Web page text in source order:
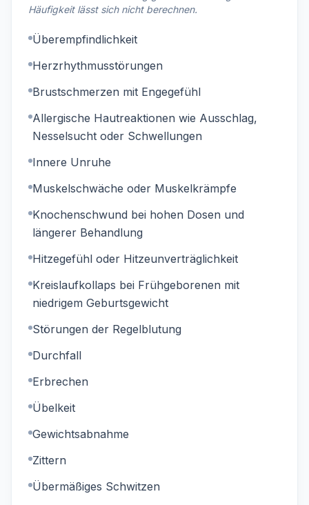
Häufigkeit lässt sich nicht berechnen.
Überempfindlichkeit
Herzrhythmusstörungen
Brustschmerzen mit Engegefühl
Allergische Hautreaktionen wie Ausschlag,
Nesselsucht oder Schwellungen
Innere Unruhe
Muskelschwäche oder Muskelkrämpfe
Knochenschwund bei hohen Dosen und
längerer Behandlung
Hitzegefühl oder Hitzeunverträglichkeit
Kreislaufkollaps bei Frühgeborenen mit
niedrigem Geburtsgewicht
Störungen der Regelblutung
Durchfall
Erbrechen
Übelkeit
Gewichtsabnahme
Zittern
Übermäßiges Schwitzen